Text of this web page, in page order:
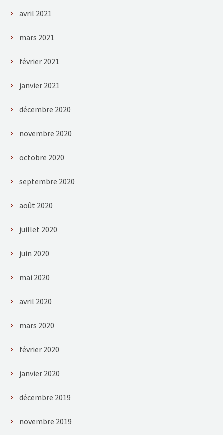
avril 2021
mars 2021
février 2021
janvier 2021
décembre 2020
novembre 2020
octobre 2020
septembre 2020
août 2020
juillet 2020
juin 2020
mai 2020
avril 2020
mars 2020
février 2020
janvier 2020
décembre 2019
novembre 2019